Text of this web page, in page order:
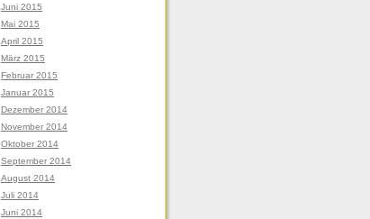
Juni 2015
Mai 2015
April 2015
März 2015
Februar 2015
Januar 2015
Dezember 2014
November 2014
Oktober 2014
September 2014
August 2014
Juli 2014
Juni 2014